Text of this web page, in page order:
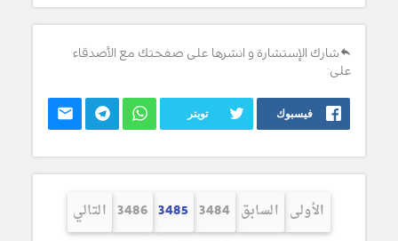
شارك الإستشارة و انشرها على صفحتك مع الأصدقاء
على:
فيسبوك تويتر
الأولى السابق 3484
3485
3486 التالي